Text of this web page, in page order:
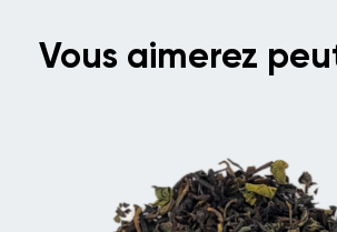
Vous aimerez